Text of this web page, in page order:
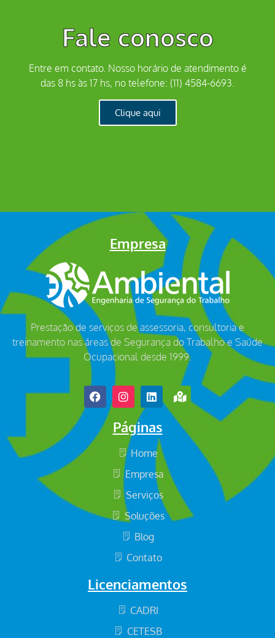
Fale conosco
Entre em contato. Nosso horário de atendimento é
das 8 hs às 17 hs, no telefone: (11) 4584-6693.
Clique aqui
Empresa
Prestação de serviços de assessoria, consultoria e
treinamento nas áreas de Segurança do Trabalho e Saúde
Ocupacional desde 1999.
Páginas
Home
Empresa
Serviços
Soluções
Blog
Contato
Licenciamentos
CADRI
CETESB